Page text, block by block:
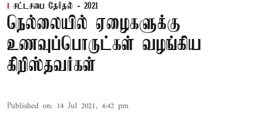
சட்டசபை தேர்தல் - 2021
நெல்லையில் ஏழைகளுக்கு
உணவுப்பொருட்கள் வழங்கிய
கிறிஸ்தவர்கள்
Published on: 14 Jul 2021, 4:42 pm